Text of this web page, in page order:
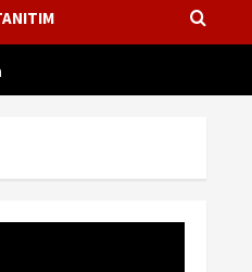
Başkanı İsam Adil
açıklama
2026
alınan kararlar